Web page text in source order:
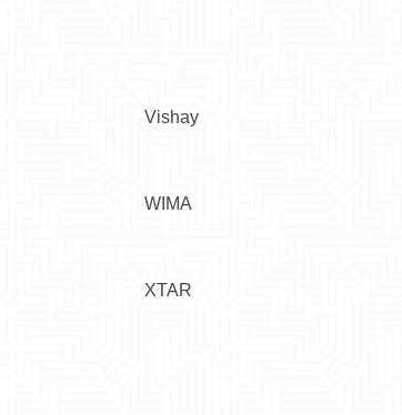
Vishay
WIMA
XTAR